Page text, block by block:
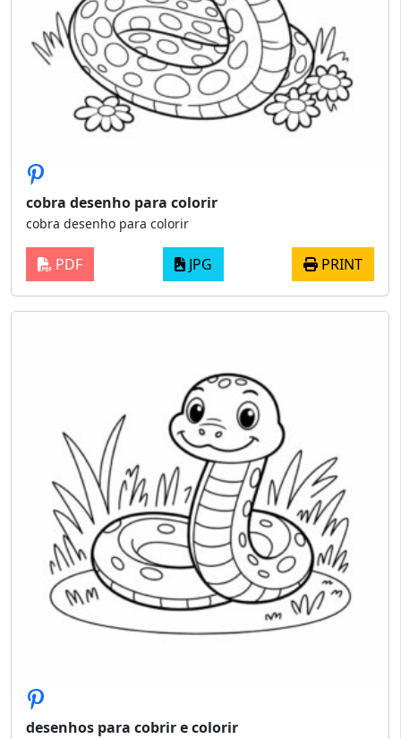
cobra desenho para colorir
cobra desenho para colorir
PDF JPG PRINT
desenhos para cobrir e colorir